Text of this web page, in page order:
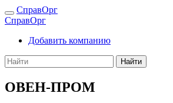
СправОрг
СправОрг
Добавить компанию
Найти
ОВЕН-ПРОМ